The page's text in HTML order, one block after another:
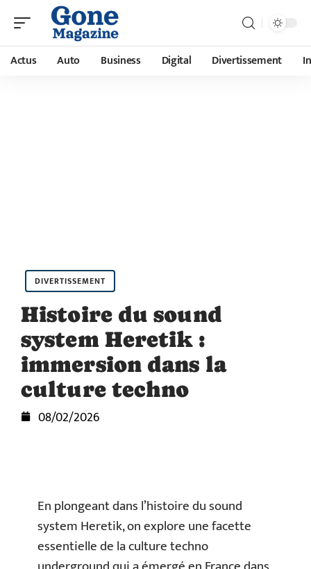
Actus Auto Business Digital Divertissement
DIVERTISSEMENT
Histoire du sound
system Heretik :
immersion dans la
culture techno
08/02/2026
En plongeant dans l’histoire du sound
system Heretik, on explore une facette
essentielle de la culture techno